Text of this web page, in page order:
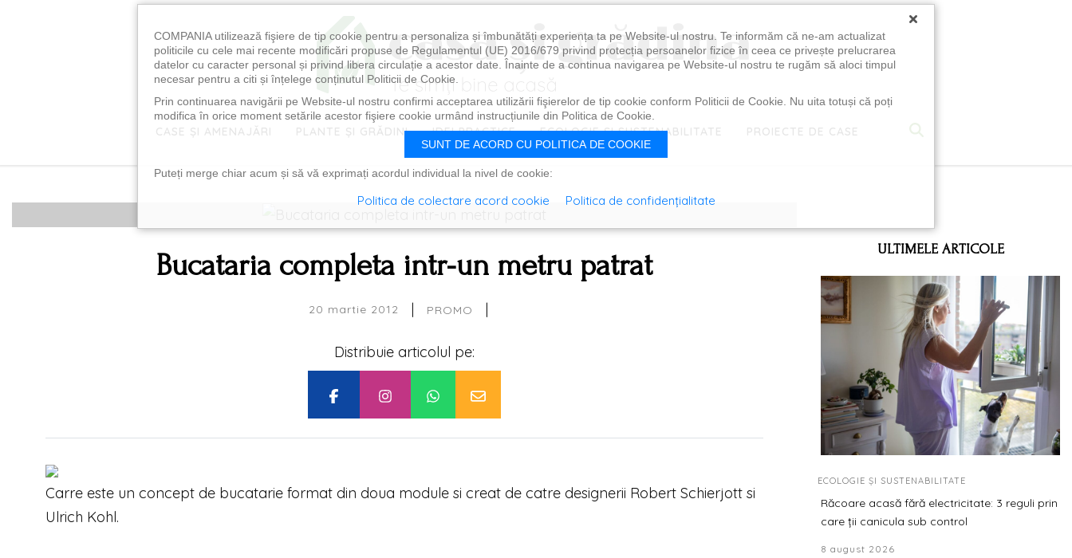
CASE ȘI AMENAJĂRI PLANTE ȘI GRĂDINI IDEI PRACTICE ECOLOGIE ȘI SUSTENABILITATE PROIECTE DE CASE
Bucataria completa intr-un metru patrat
20 martie 2012 | PROMO |
Distribuie articolul pe:
Carre este un concept de bucatarie format din doua module si creat de catre designerii Robert Schierjott si
Ulrich Kohl.
ULTIMELE ARTICOLE
ECOLOGIE ȘI SUSTENABILITATE
Răcoare acasă fără electricitate: 3 reguli prin
care ții canicula sub control
8 august 2026
×
COMPANIA utilizează fişiere de tip cookie pentru a personaliza și îmbunătăți experiența ta pe Website-ul nostru. Te informăm că ne-am actualizat
politicile cu cele mai recente modificări propuse de Regulamentul (UE) 2016/679 privind protecția persoanelor fizice în ceea ce privește prelucrarea
datelor cu caracter personal și privind libera circulație a acestor date. Înainte de a continua navigarea pe Website-ul nostru te rugăm să aloci timpul
necesar pentru a citi și înțelege conținutul Politicii de Cookie.
Prin continuarea navigării pe Website-ul nostru confirmi acceptarea utilizării fişierelor de tip cookie conform Politicii de Cookie. Nu uita totuși că poți
modifica în orice moment setările acestor fişiere cookie urmând instrucțiunile din Politica de Cookie.
SUNT DE ACORD CU POLITICA DE COOKIE
Puteți merge chiar acum și să vă exprimați acordul individual la nivel de cookie:
Politica de colectare acord cookie Politica de confidențialitate